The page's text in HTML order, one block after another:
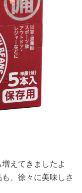
えてきましたよ
、徐々に美味しさ